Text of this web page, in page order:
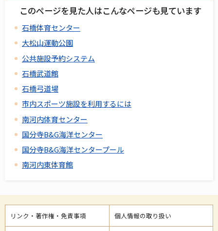
このページを見た人はこんなページも見ています
石橋体育センター
大松山運動公園
公共施設予約システム
石橋武道館
石橋弓道場
市内スポーツ施設を利用するには
南河内体育センター
国分寺B&G海洋センター
国分寺B&G海洋センタープール
南河内東体育館
リンク・著作権・免責事項 個人情報の取り扱い